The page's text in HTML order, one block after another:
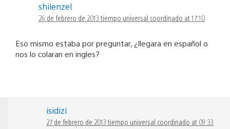
shilenzel
26 de febrero de 2013 tiempo universal coordinado at 17:10
Eso mismo estaba por preguntar, ¿llegara en español o
nos lo colaran en ingles?
isidizi
27 de febrero de 2013 tiempo universal coordinado at 09:33